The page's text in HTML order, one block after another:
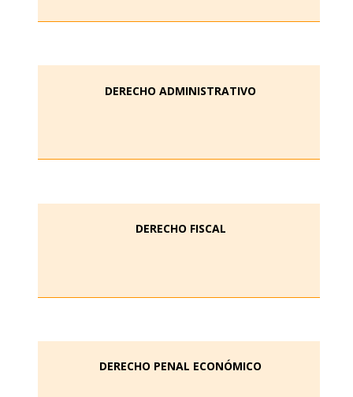
DERECHO ADMINISTRATIVO
DERECHO FISCAL
DERECHO PENAL ECONÓMICO